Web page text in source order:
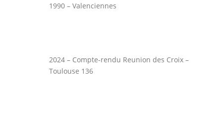
1990 – Valenciennes
2024 – Compte-rendu Reunion des Croix –
Toulouse 136